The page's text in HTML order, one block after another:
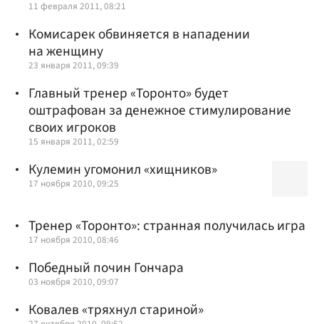
11 февраля 2011, 08:21
Комисарек обвиняется в нападении
на женщину
23 января 2011, 09:39
Главный тренер «Торонто» будет
оштрафован за денежное стимулирование
своих игроков
15 января 2011, 02:59
Кулемин угомонил «хищников»
17 ноября 2010, 09:25
Тренер «Торонто»: странная получилась игра
17 ноября 2010, 08:46
Победный почин Гончара
03 ноября 2010, 09:07
Ковалев «тряхнул стариной»